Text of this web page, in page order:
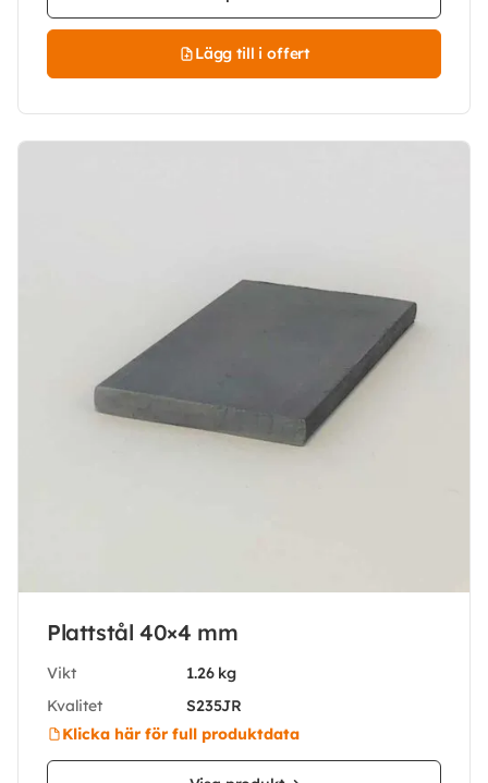
Lägg till i offert
Plattstål 40×4 mm
Vikt
1.26 kg
Kvalitet
S235JR
Klicka här för full produktdata